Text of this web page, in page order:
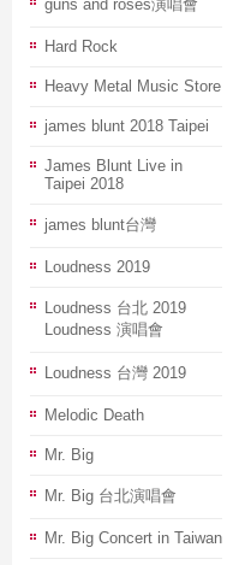
guns and roses演唱會
Hard Rock
Heavy Metal Music Store
james blunt 2018 Taipei
James Blunt Live in
Taipei 2018
james blunt台灣
Loudness 2019
Loudness 台北 2019
Loudness 演唱會
Loudness 台灣 2019
Melodic Death
Mr. Big
Mr. Big 台北演唱會
Mr. Big Concert in Taiwan